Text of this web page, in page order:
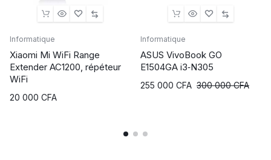
Informatique
Xiaomi Mi WiFi Range
Extender AC1200, répéteur
WiFi
20 000 CFA
Informatique
ASUS VivoBook GO
E1504GA i3‑N305
255 000 CFA 300 000CFA